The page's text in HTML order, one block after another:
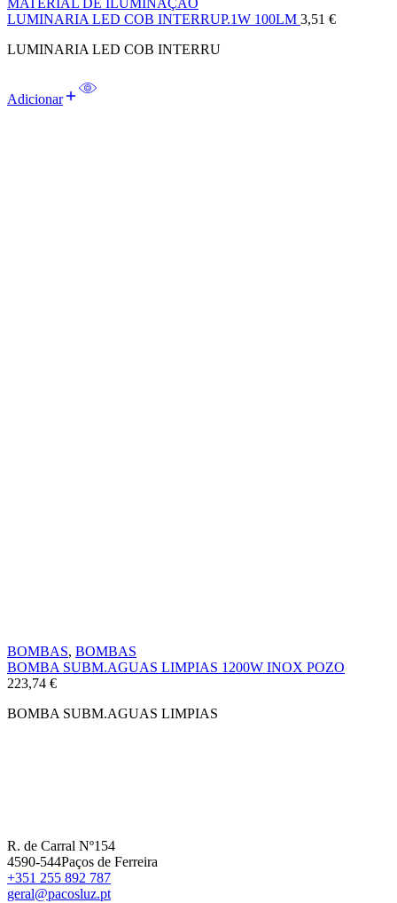
MATERIAL DE ILUMINAÇÃO
LUMINARIA LED COB INTERRUP.1W 100LM 3,51 €
LUMINARIA LED COB INTERRU
Adicionar
BOMBAS, BOMBAS
BOMBA SUBM.AGUAS LIMPIAS 1200W INOX POZO
223,74 €
BOMBA SUBM.AGUAS LIMPIAS
R. de Carral Nº154
4590-544Paços de Ferreira
+351 255 892 787
geral@pacosluz.pt